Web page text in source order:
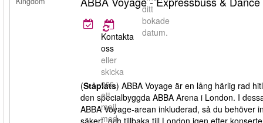
ditt
bokade
datum.
Kontakta
oss
eller
skicka
oss
ett
mejl
med
(Ståplats) ABBA Voyage är en lång härlig rad
den specialbyggda ABBA Arena i London. I
ABBA Voyage-arean inkluderad, så du behöver
säkert, och tillbaka till London igen efter